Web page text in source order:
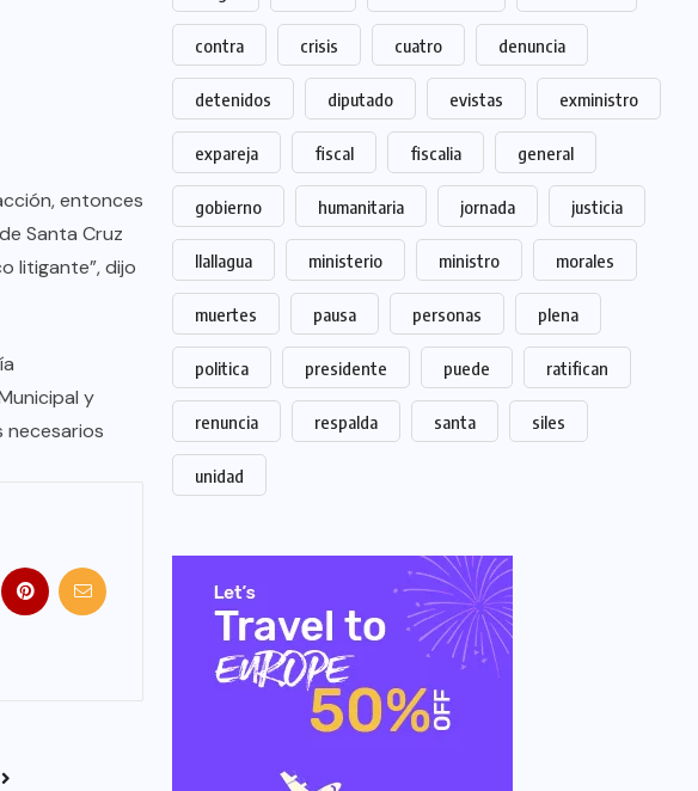
entonces
Santa Cruz
litigante”, dijo
y
necesarios
contra crisis cuatro denuncia
detenidos diputado evistas exministro
expareja fiscal fiscalia general
gobierno humanitaria jornada justicia
llallagua ministerio ministro morales
muertes pausa personas plena
politica presidente puede ratifican
renuncia respalda santa siles
unidad